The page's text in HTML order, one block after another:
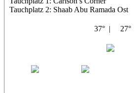
Tauchplatz 2: Shaab Abu Ramada Ost
37° | 27°